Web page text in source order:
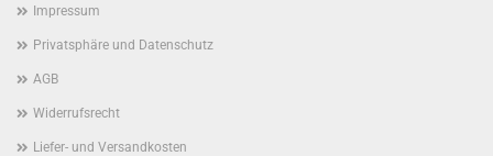
Impressum
Privatsphäre und Datenschutz
AGB
Widerrufsrecht
Liefer- und Versandkosten